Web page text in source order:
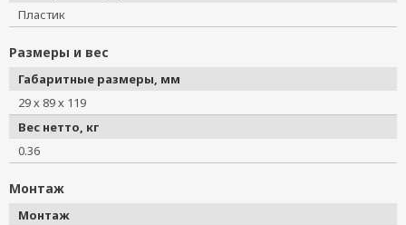
Пластик
Размеры и вес
Габаритные размеры, мм
29 х 89 х 119
Вес нетто, кг
0.36
Монтаж
Монтаж